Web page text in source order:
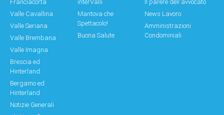
Franciacorta
Valle Cavallina
Valle Seriana
Valle Brembana
Valle Imagna
Brescia ed
Hinterland
Bergamo ed
Hinterland
Notizie Generali
interValli
Mantova che
Spettacolo!
Buona Salute
Il parere dell'avvocato
News Lavoro
Amministrazioni
Condominiali